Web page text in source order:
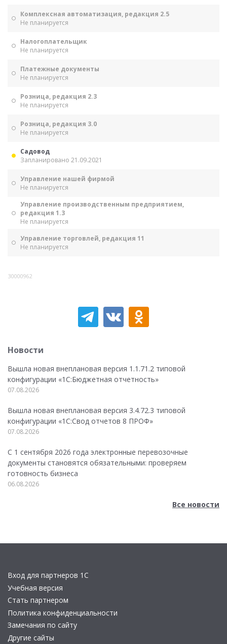
Комплексная автоматизация, редакция 2.5
Не планируется
Налогоплательщик
Не планируется
Платежные документы
Не планируется
Розница, редакция 2.3
Не планируется
Розница, редакция 3.0
Не планируется
Садовод
Запланировано 21.09.2021
Управление нашей фирмой
Не планируется
Управление производственным предприятием,
редакция 1.3
Не планируется
Управление торговлей, редакция 11
Не планируется
30000962
Новости
Вышла новая внеплановая версия 1.1.71.2 типовой
конфигурации «1C:Бюджетная отчетность»
07.08.2026
Вышла новая внеплановая версия 3.4.72.3 типовой
конфигурации «1C:Свод отчетов 8 ПРОФ»
07.08.2026
С 1 сентября 2026 года электронные перевозочные
документы становятся обязательными: проверяем
готовность бизнеса
06.08.2026
Все новости
Вход для партнеров 1С
Учебная версия
Стать партнером
Политика конфиденциальности
Замечания по сайту
Другие сайты